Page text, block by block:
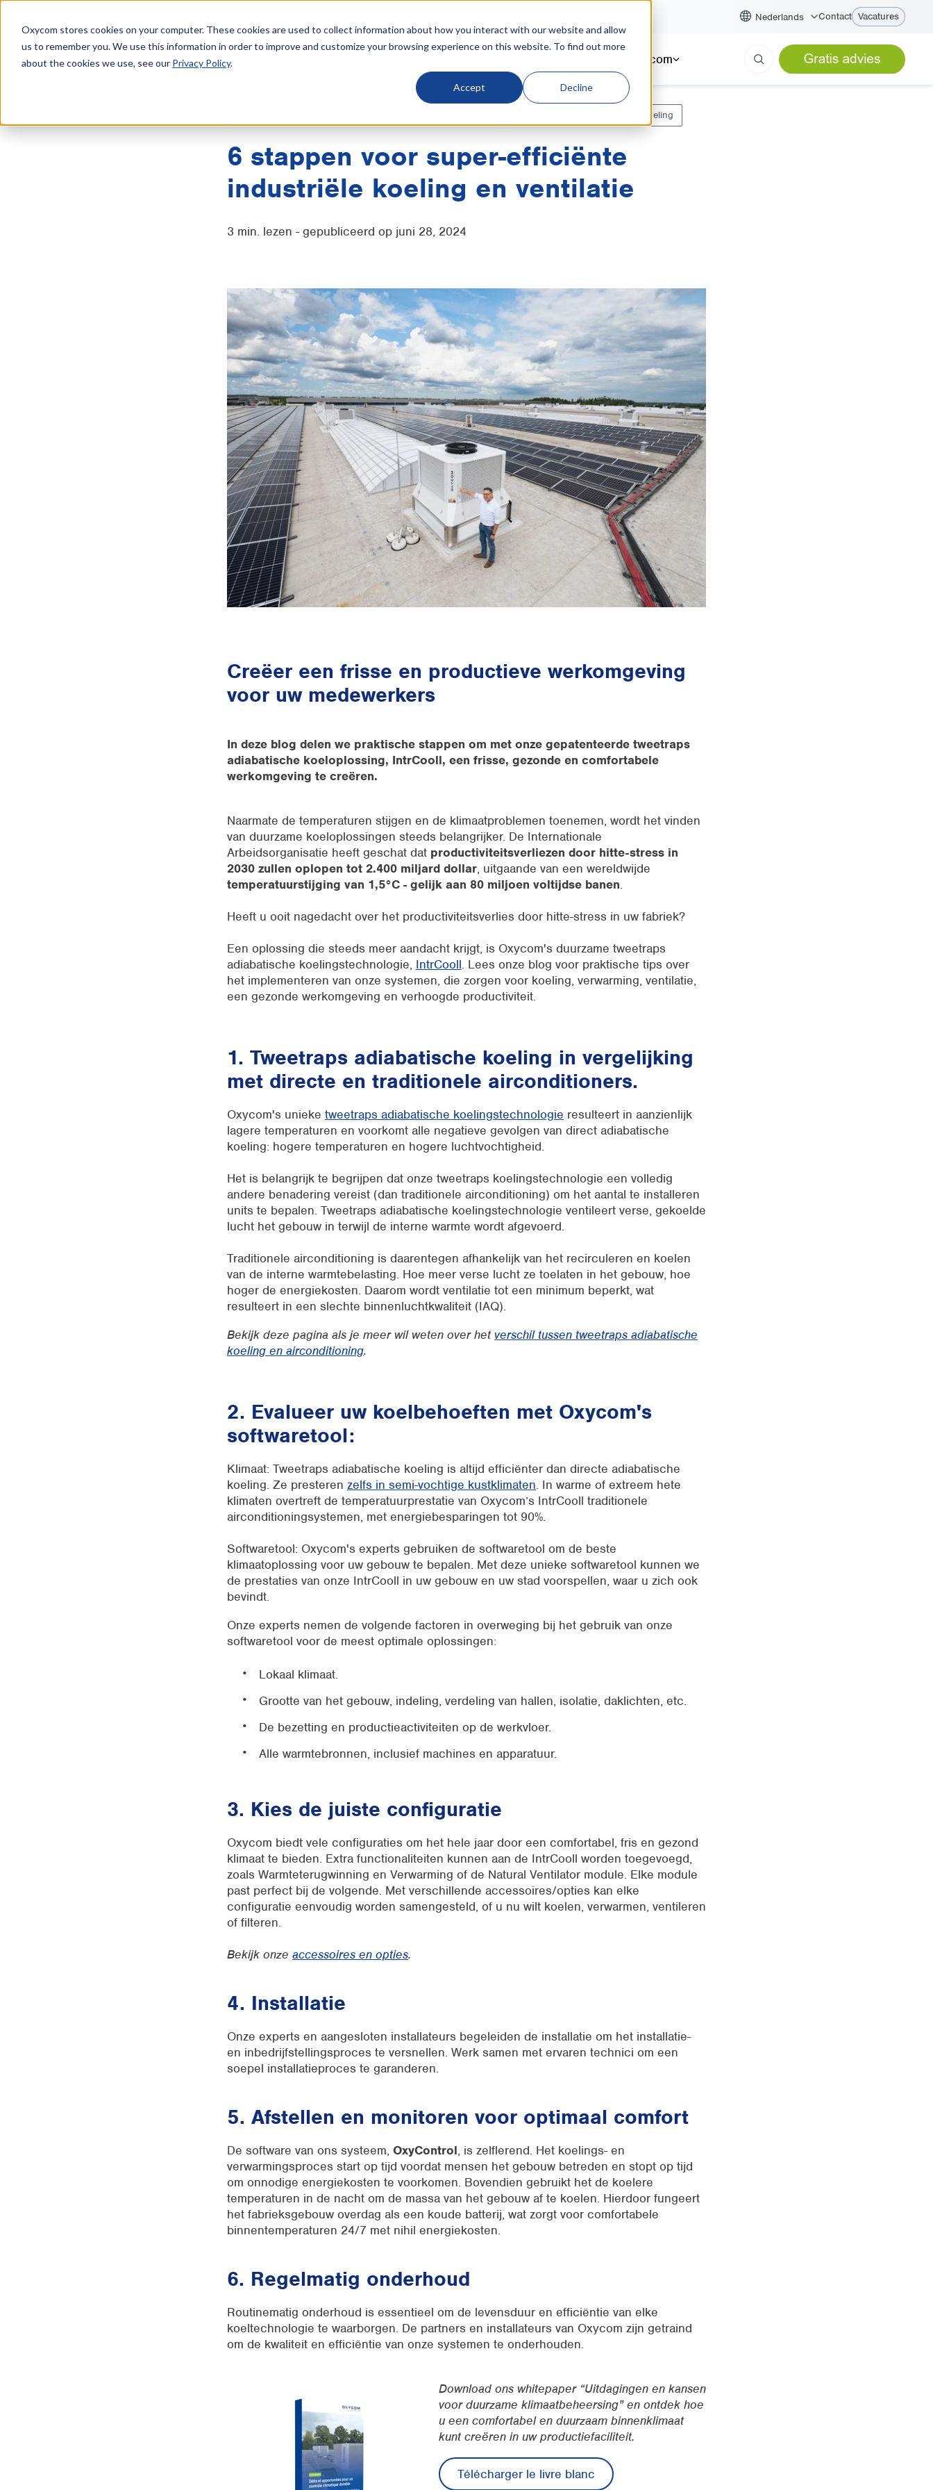
Oxycom stores cookies on your computer. These cookies are used to collect information about how you interact with our website and allow
us to remember you. We use this information in order to improve and customize your browsing experience on this website. To find out more
about the cookies we use, see our Privacy Policy.
Accept Decline
Nederlands Contact Vacatures
Oxycom
Duurzame koeling
6 stappen voor super-efficiënte
industriële koeling en ventilatie
3 min. lezen - gepubliceerd op juni 28, 2024
Creëer een frisse en productieve werkomgeving
voor uw medewerkers
In deze blog delen we praktische stappen om met onze gepatenteerde tweetraps
adiabatische koeloplossing, IntrCooll, een frisse, gezonde en comfortabele
werkomgeving te creëren.
Naarmate de temperaturen stijgen en de klimaatproblemen toenemen, wordt het vinden
van duurzame koeloplossingen steeds belangrijker. De Internationale
Arbeidsorganisatie heeft geschat dat productiviteitsverliezen door hitte-stress in
2030 zullen oplopen tot 2.400 miljard dollar, uitgaande van een wereldwijde
temperatuurstijging van 1,5°C - gelijk aan 80 miljoen voltijdse banen.
Heeft u ooit nagedacht over het productiviteitsverlies door hitte-stress in uw fabriek?
Een oplossing die steeds meer aandacht krijgt, is Oxycom's duurzame tweetraps
adiabatische koelingstechnologie, IntrCooll. Lees onze blog voor praktische tips over
het implementeren van onze systemen, die zorgen voor koeling, verwarming, ventilatie,
een gezonde werkomgeving en verhoogde productiviteit.
1. Tweetraps adiabatische koeling in vergelijking
met directe en traditionele airconditioners.
Oxycom's unieke tweetraps adiabatische koelingstechnologie resulteert in aanzienlijk
lagere temperaturen en voorkomt alle negatieve gevolgen van direct adiabatische
koeling: hogere temperaturen en hogere luchtvochtigheid.
Het is belangrijk te begrijpen dat onze tweetraps koelingstechnologie een volledig
andere benadering vereist (dan traditionele airconditioning) om het aantal te installeren
units te bepalen. Tweetraps adiabatische koelingstechnologie ventileert verse, gekoelde
lucht het gebouw in terwijl de interne warmte wordt afgevoerd.
Traditionele airconditioning is daarentegen afhankelijk van het recirculeren en koelen
van de interne warmtebelasting. Hoe meer verse lucht ze toelaten in het gebouw, hoe
hoger de energiekosten. Daarom wordt ventilatie tot een minimum beperkt, wat
resulteert in een slechte binnenluchtkwaliteit (IAQ).
Bekijk deze pagina als je meer wil weten over hetverschil tussen tweetraps adiabatische
koeling en airconditioning.
2. Evalueer uw koelbehoeften met Oxycom's
softwaretool:
Klimaat: Tweetraps adiabatische koeling is altijd efficiënter dan directe adiabatische
koeling. Ze presteren zelfs in semi-vochtige kustklimaten. In warme of extreem hete
klimaten overtreft de temperatuurprestatie van Oxycom’s IntrCooll traditionele
airconditioningsystemen, met energiebesparingen tot 90%.
Softwaretool: Oxycom's experts gebruiken de softwaretool om de beste
klimaatoplossing voor uw gebouw te bepalen. Met deze unieke softwaretool kunnen we
de prestaties van onze IntrCooll in uw gebouw en uw stad voorspellen, waar u zich ook
bevindt.
Onze experts nemen de volgende factoren in overweging bij het gebruik van onze
softwaretool voor de meest optimale oplossingen:
Lokaal klimaat.
Grootte van het gebouw, indeling, verdeling van hallen, isolatie, daklichten, etc.
De bezetting en productieactiviteiten op de werkvloer.
Alle warmtebronnen, inclusief machines en apparatuur.
3. Kies de juiste configuratie
Oxycom biedt vele configuraties om het hele jaar door een comfortabel, fris en gezond
klimaat te bieden. Extra functionaliteiten kunnen aan de IntrCooll worden toegevoegd,
zoals Warmteterugwinning en Verwarming of de Natural Ventilator module. Elke module
past perfect bij de volgende. Met verschillende accessoires/opties kan elke
configuratie eenvoudig worden samengesteld, of u nu wilt koelen, verwarmen, ventileren
of filteren.
Bekijk onze accessoires en opties.
4. Installatie
Onze experts en aangesloten installateurs begeleiden de installatie om het installatie-
en inbedrijfstellingsproces te versnellen. Werk samen met ervaren technici om een
soepel installatieproces te garanderen.
5. Afstellen en monitoren voor optimaal comfort
De software van ons systeem, OxyControl, is zelflerend. Het koelings- en
verwarmingsproces start op tijd voordat mensen het gebouw betreden en stopt op tijd
om onnodige energiekosten te voorkomen. Bovendien gebruikt het de koelere
temperaturen in de nacht om de massa van het gebouw af te koelen. Hierdoor fungeert
het fabrieksgebouw overdag als een koude batterij, wat zorgt voor comfortabele
binnentemperaturen 24/7 met nihil energiekosten.
6. Regelmatig onderhoud
Routinematig onderhoud is essentieel om de levensduur en efficiëntie van elke
koeltechnologie te waarborgen. De partners en installateurs van Oxycom zijn getraind
om de kwaliteit en efficiëntie van onze systemen te onderhouden.
Download ons whitepaper “Uitdagingen en kansen
voor duurzame klimaatbeheersing” en ontdek hoe
u een comfortabel en duurzaam binnenklimaat
kunt creëren in uw productiefaciliteit.
Télécharger le livre blanc